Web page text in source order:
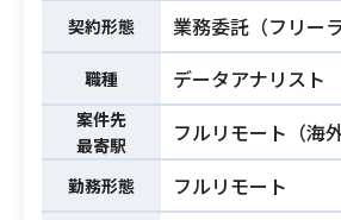
契約形態 業務委託（フリーラ
職種 データアナリスト
案件先
最寄駅
フルリモート（海
勤務形態 フルリモート